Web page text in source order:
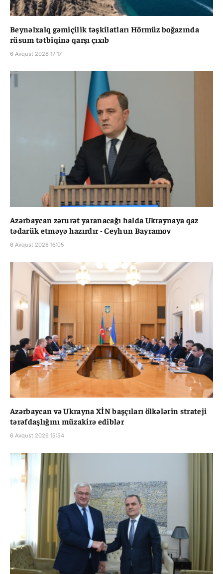
Beynəlxalq gəmiçilik təşkilatları Hörmüz boğazında
rüsum tətbiqinə qarşı çıxıb
6 Avqust 2026 17:17
Azərbaycan zərurət yaranacağı halda Ukraynaya qaz
tədarük etməyə hazırdır - Ceyhun Bayramov
6 Avqust 2026 16:05
Azərbaycan və Ukrayna XİN başçıları ölkələrin strateji
tərəfdaşlığını müzakirə ediblər
6 Avqust 2026 15:54